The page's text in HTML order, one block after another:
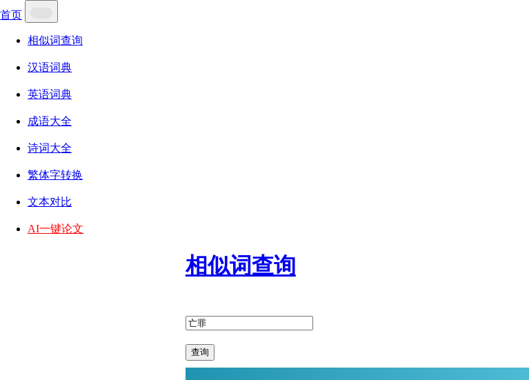
首页
相似词查询
汉语词典
英语词典
成语大全
诗词大全
繁体字转换
文本对比
AI一键论文
相似词查询
查询